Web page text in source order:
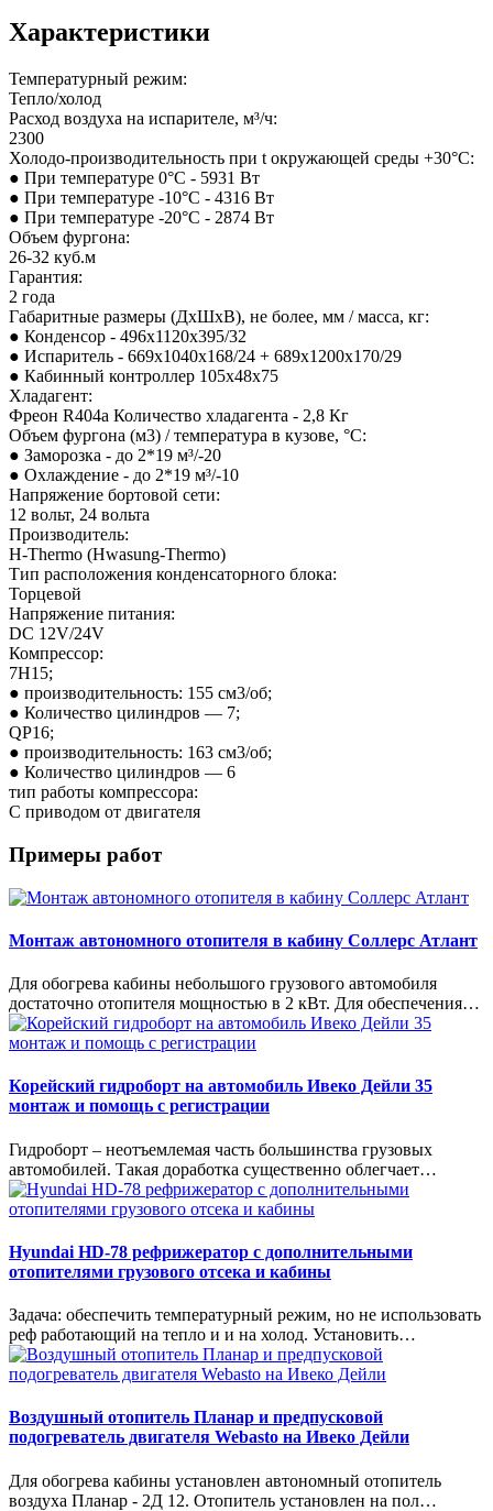
Характеристики
Температурный режим:
Тепло/холод
Расход воздуха на испарителе, м³/ч:
2300
Холодо-производительность при t окружающей среды +30°С:
● При температуре 0°С - 5931 Вт
● При температуре -10°С - 4316 Вт
● При температуре -20°С - 2874 Вт
Объем фургона:
26-32 куб.м
Гарантия:
2 года
Габаритные размеры (ДхШхВ), не более, мм / масса, кг:
● Конденсор - 496х1120х395/32
● Испаритель - 669х1040х168/24 + 689х1200х170/29
● Кабинный контроллер 105x48x75
Хладагент:
Фреон R404а Количество хладагента - 2,8 Кг
Объем фургона (м3) / температура в кузове, °С:
● Заморозка - до 2*19 м³/-20
● Охлаждение - до 2*19 м³/-10
Напряжение бортовой сети:
12 вольт, 24 вольта
Производитель:
H-Thermo (Hwasung-Thermo)
Тип расположения конденсаторного блока:
Торцевой
Напряжение питания:
DC 12V/24V
Компрессор:
7H15;
● производительность: 155 см3/об;
● Количество цилиндров — 7;
QP16;
● производительность: 163 см3/об;
● Количество цилиндров — 6
тип работы компрессора:
С приводом от двигателя
Примеры работ
Монтаж автономного отопителя в кабину Соллерс Атлант
Для обогрева кабины небольшого грузового автомобиля
достаточно отопителя мощностью в 2 кВт. Для обеспечения…
Корейский гидроборт на автомобиль Ивеко Дейли 35
монтаж и помощь с регистрации
Гидроборт – неотъемлемая часть большинства грузовых
автомобилей. Такая доработка существенно облегчает…
Hyundai HD-78 рефрижератор с дополнительными
отопителями грузового отсека и кабины
Задача: обеспечить температурный режим, но не использовать
реф работающий на тепло и и на холод. Установить…
Воздушный отопитель Планар и предпусковой
подогреватель двигателя Webasto на Ивеко Дейли
Для обогрева кабины установлен автономный отопитель
воздуха Планар - 2Д 12. Отопитель установлен на пол…